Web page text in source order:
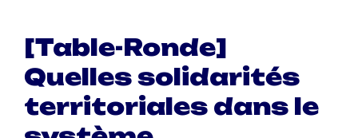
[Table-Ronde]
Quelles solidarités
territoriales dans le